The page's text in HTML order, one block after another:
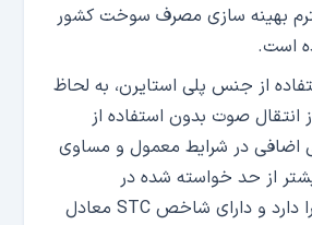
بهینه سازی مصرف سوخت کشور
است.
از جنس پلی استایرن، به لحاظ
انتقال صوت بدون استفاده از
اضافی در شرایط معمول و مساوی
بیشتر از حد خواسته شده در
استاندارد ASTM را دارد و دارای شاخص STC معادل